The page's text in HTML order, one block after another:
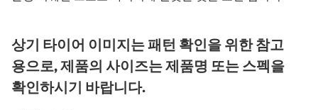
상기 타이어 이미지는 패턴 확인을 위한 참고
용으로, 제품의 사이즈는 제품명 또는 스펙을
확인하시기 바랍니다.